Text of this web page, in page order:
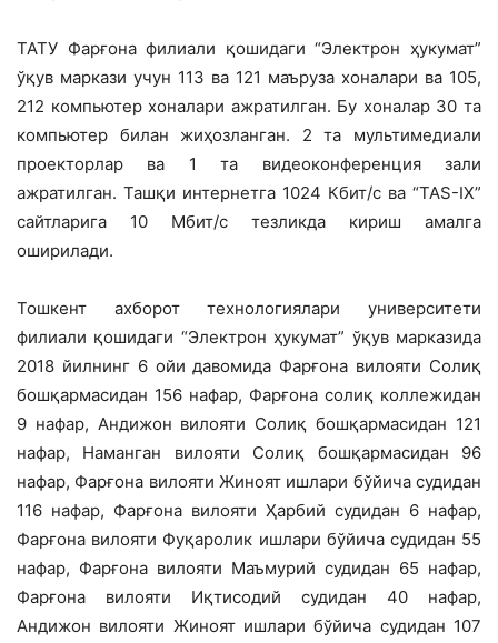
ТАТУ Фарғона филиали қошидаги “Электрон ҳукумат”
ўқув маркази учун 113 ва 121 маъруза хоналари ва 105,
212 компьютер хоналари ажратилган. Бу хоналар 30 та
компьютер билан жиҳозланган. 2 та мультимедиали
проекторлар ва 1 та видеоконференция зали
ажратилган. Ташқи интернетга 1024 Кбит/с ва “TAS-IX”
сайтларига 10 Мбит/с тезликда кириш амалга
оширилади.
Тошкент ахборот технологиялари университети
филиали қошидаги “Электрон ҳукумат” ўқув марказида
2018 йилнинг 6 ойи давомида Фарғона вилояти Солиқ
бошқармасидан 156 нафар, Фарғона солиқ коллежидан
9 нафар, Андижон вилояти Солиқ бошқармасидан 121
нафар, Наманган вилояти Солиқ бошқармасидан 96
нафар, Фарғона вилояти Жиноят ишлари бўйича судидан
116 нафар, Фарғона вилояти Ҳарбий судидан 6 нафар,
Фарғона вилояти Фуқаролик ишлари бўйича судидан 55
нафар, Фарғона вилояти Маъмурий судидан 65 нафар,
Фарғона вилояти Иқтисодий судидан 40 нафар,
Андижон вилояти Жиноят ишлари бўйича судидан 107